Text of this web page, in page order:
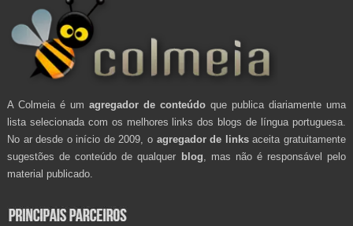
A Colmeia é um agregador de conteúdo que publica diariamente uma
lista selecionada com os melhores links dos blogs de língua portuguesa.
No ar desde o início de 2009, o agregador de linksaceita gratuitamente
sugestões de conteúdo de qualquer blog , mas não é responsável pelo
material publicado.